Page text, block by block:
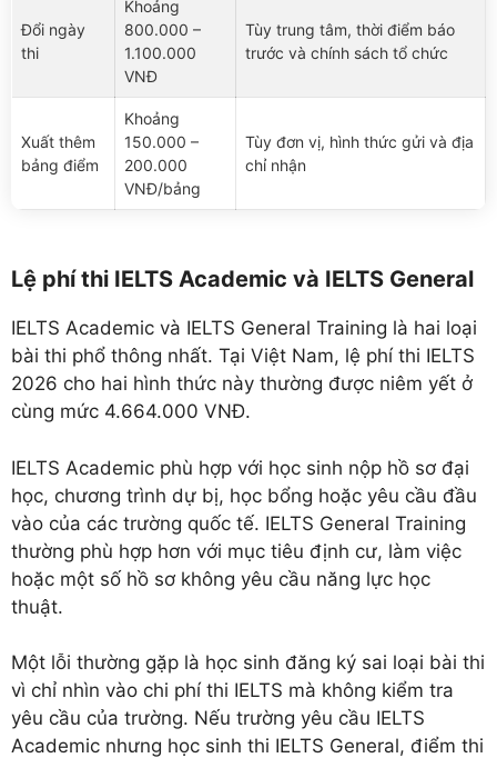
Đổi ngày
thi
Khoảng
800.000 –
1.100.000
VNĐ
Tùy trung tâm, thời điểm báo
trước và chính sách tổ chức
Xuất thêm
bảng điểm
Khoảng
150.000 –
200.000
VNĐ/bảng
Tùy đơn vị, hình thức gửi và địa
chỉ nhận
Lệ phí thi IELTS Academic và IELTS General
IELTS Academic và IELTS General Training là hai loại
bài thi phổ thông nhất. Tại Việt Nam, lệ phí thi IELTS
2026 cho hai hình thức này thường được niêm yết ở
cùng mức 4.664.000 VNĐ.
IELTS Academic phù hợp với học sinh nộp hồ sơ đại
học, chương trình dự bị, học bổng hoặc yêu cầu đầu
vào của các trường quốc tế. IELTS General Training
thường phù hợp hơn với mục tiêu định cư, làm việc
hoặc một số hồ sơ không yêu cầu năng lực học
thuật.
Một lỗi thường gặp là học sinh đăng ký sai loại bài thi
vì chỉ nhìn vào chi phí thi IELTS mà không kiểm tra
yêu cầu của trường. Nếu trường yêu cầu IELTS
Academic nhưng học sinh thi IELTS General, điểm thi